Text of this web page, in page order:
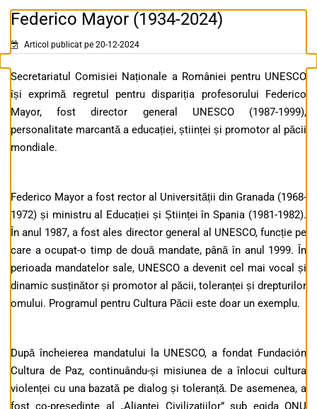
Federico Mayor (1934-2024)
Articol publicat pe 20-12-2024
Secretariatul Comisiei Naționale a României pentru UNESCO
își exprimă regretul pentru dispariția profesorului Federico
Mayor, fost director general UNESCO (1987-1999),
personalitate marcantă a educației, științei și promotor al păcii
mondiale.
Federico Mayor a fost rector al Universității din Granada (1968-
1972) și ministru al Educației și Științei în Spania (1981-1982).
În anul 1987, a fost ales director general al UNESCO, funcție pe
care a ocupat-o timp de două mandate, până în anul 1999. În
perioada mandatelor sale, UNESCO a devenit cel mai vocal și
dinamic susținător și promotor al păcii, toleranței și drepturilor
omului. Programul pentru Cultura Păcii este doar un exemplu.
După încheierea mandatului la UNESCO, a fondat Fundación
Cultura de Paz, continuându-și misiunea de a înlocui cultura
violenței cu una bazată pe dialog și toleranță. De asemenea, a
fost co-președinte al „Alianței Civilizațiilor” sub egida ONU